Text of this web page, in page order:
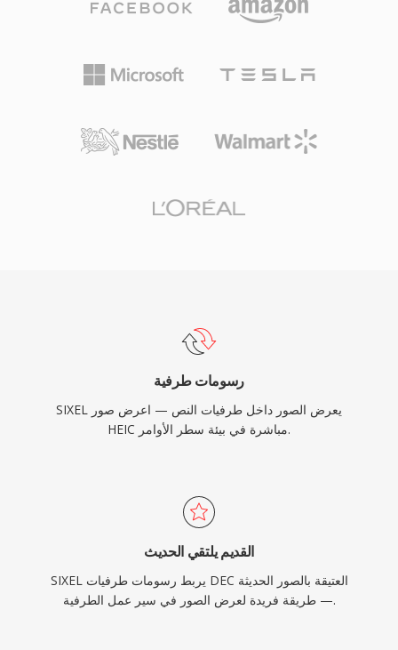
رسومات طرفية
SIXEL يعرض الصور داخل طرفيات النص — اعرض صور
HEIC مباشرة في بيئة سطر الأوامر.
القديم يلتقي الحديث
SIXEL يربط رسومات طرفيات DEC العتيقة بالصور الحديثة
— طريقة فريدة لعرض الصور في سير عمل الطرفية.